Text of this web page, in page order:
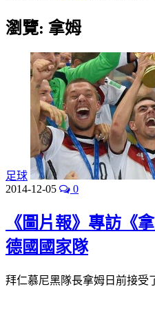
瀏覽: 拿姆
足球
2014-12-05
0
《圖片報》專訪《
德國國家隊
拜仁慕尼黑隊長拿姆日前接受